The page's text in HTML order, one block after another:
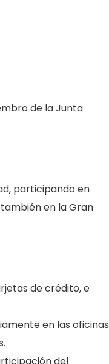
de la Junta
participando en
en la Gran
de crédito, e
en las oficinas